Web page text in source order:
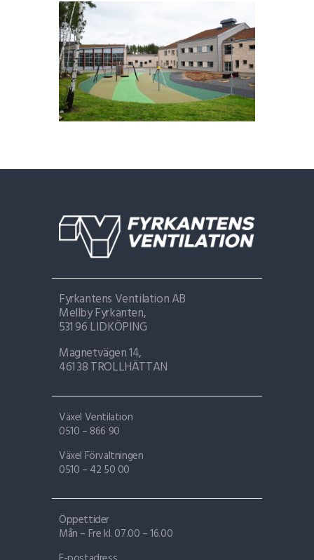
Fyrkantens Ventilation AB
Mellby Fyrkanten,
531 96 LIDKÖPING
Magnetvägen 14,
461 38 TROLLHÄTTAN
Växel Ventilation
0510 – 866 90
Växel Förvaltningen
0510 – 42 50 00
Öppettider
Mån – Fre kl. 07.00 – 16.00